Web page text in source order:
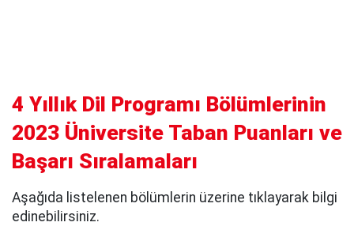
4 Yıllık Dil Programı Bölümlerinin
2023 Üniversite Taban Puanları ve
Başarı Sıralamaları
Aşağıda listelenen bölümlerin üzerine tıklayarak bilgi
edinebilirsiniz.